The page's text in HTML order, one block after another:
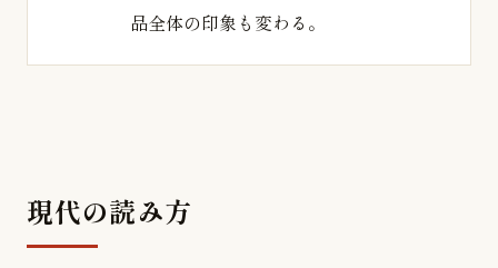
品全体の印象も変わる。
現代の読み方